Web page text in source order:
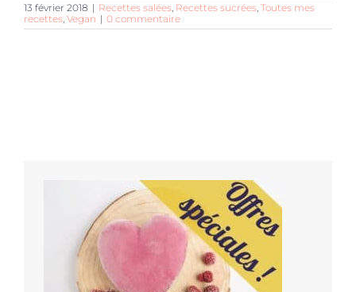
13 février 2018 | Recettes salées Recettes sucrées Toutes mes
recettes Vegan | 0 commentaire